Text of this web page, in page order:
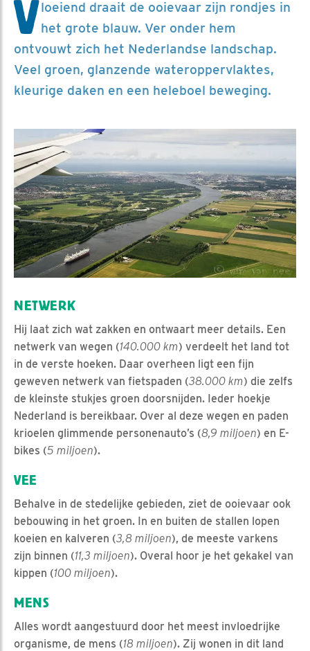
Vloeiend draait de ooievaar zijn rondjes in
het grote blauw. Ver onder hem
ontvouwt zich het Nederlandse landschap.
Veel groen, glanzende wateroppervlaktes,
kleurige daken en een heleboel beweging.
NETWERK
Hij laat zich wat zakken en ontwaart meer details. Een
netwerk van wegen (140.000 km) verdeelt het land tot
in de verste hoeken. Daar overheen ligt een fijn
geweven netwerk van fietspaden (38.000 km) die zelfs
de kleinste stukjes groen doorsnijden. Ieder hoekje
Nederland is bereikbaar. Over al deze wegen en paden
krioelen glimmende personenauto’s (8,9 miljoen) en E-
bikes (5 miljoen).
VEE
Behalve in de stedelijke gebieden, ziet de ooievaar ook
bebouwing in het groen. In en buiten de stallen lopen
koeien en kalveren (3,8 miljoen), de meeste varkens
zijn binnen (11,3 miljoen). Overal hoor je het gekakel van
kippen (100 miljoen).
MENS
Alles wordt aangestuurd door het meest invloedrijke
organisme, de mens (18 miljoen). Zij wonen in dit land